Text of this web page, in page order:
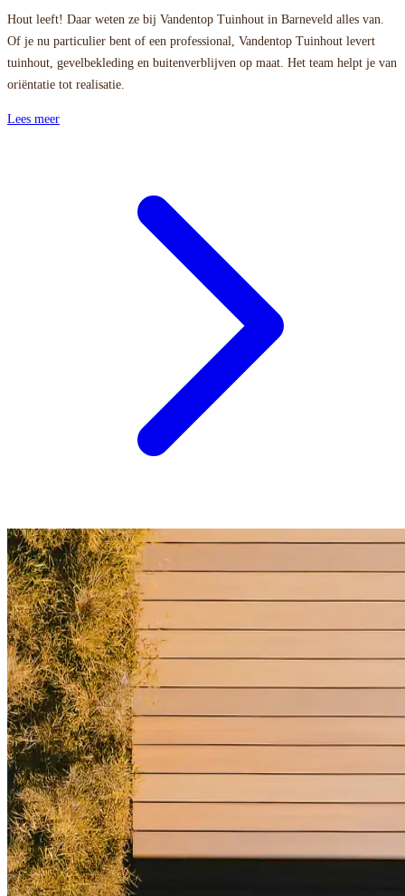
Hout leeft! Daar weten ze bij Vandentop Tuinhout in Barneveld alles van.
Of je nu particulier bent of een professional, Vandentop Tuinhout levert
tuinhout, gevelbekleding en buitenverblijven op maat. Het team helpt je van
oriëntatie tot realisatie.
Lees meer